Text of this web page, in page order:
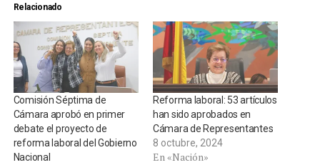
Relacionado
Comisión Séptima de
Cámara aprobó en primer
debate el proyecto de
reforma laboral del Gobierno
Nacional
Reforma laboral: 53 artículos
han sido aprobados en
Cámara de Representantes
8 octubre, 2024
En «Nación»